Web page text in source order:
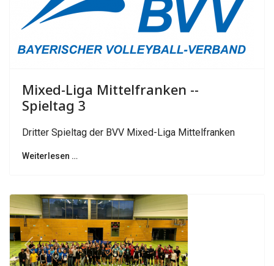
Mixed-Liga Mittelfranken --
Spieltag 3
Dritter Spieltag der BVV Mixed-Liga Mittelfranken
Weiterlesen …
Previous